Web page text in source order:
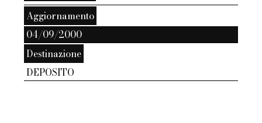
Aggiornamento
04/09/2000
Destinazione
DEPOSITO